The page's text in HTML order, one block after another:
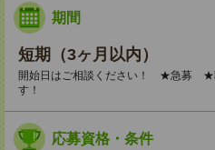
期間
短期（3ヶ月以内）
開始日はご相談ください！ ★急募 ★
す！
応募資格・条件